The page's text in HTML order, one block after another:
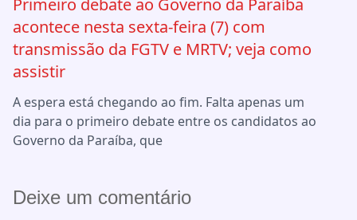
acontece nesta sexta-feira (7) com
transmissão da FGTV e MRTV; veja como
assistir
A espera está chegando ao fim. Falta apenas um
dia para o primeiro debate entre os candidatos ao
Governo da Paraíba, que
Deixe um comentário